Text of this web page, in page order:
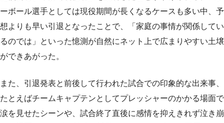
ーボール選手としては現役期間が長くなるケースも多い中、予
想よりも早い引退となったことで、「家庭の事情が関係してい
るのでは」といった憶測が自然にネット上で広まりやすい土壌
ができあがった。
また、引退発表と前後して行われた試合での印象的な出来事、
たとえばチームキャプテンとしてプレッシャーのかかる場面で
涙を見せたシーンや、試合終了直後に感情を抑えきれず泣き崩